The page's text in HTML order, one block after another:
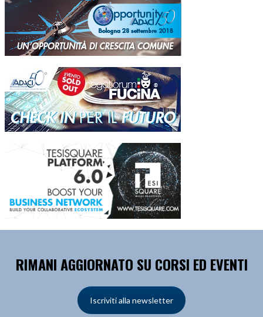
RIMANI AGGIORNATO SU CORSI ED EVENTI
Iscriviti alla newsletter